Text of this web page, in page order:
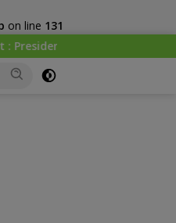
on line 131
Kemenhut Bangun Tata